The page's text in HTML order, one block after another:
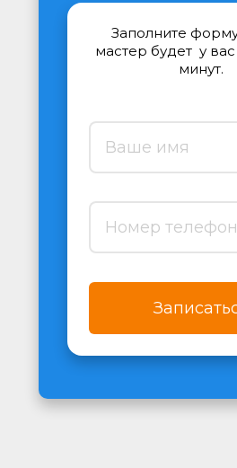
Заполните
мастер будет  у
минут.